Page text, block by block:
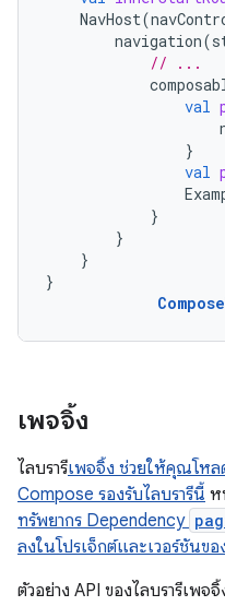
NavHost(
navigation(
// ...
val
}
val
}
}
}
}
เพจจิ้ง
ไลบรารีเพจจิ้ง ช่วยให้คุณโห
Compose รองรับไลบรารีนี้ ห
ทรัพยากร Dependency
ลงในโปรเจ็กต์และเวอร์ชันข
ตัวอย่าง API ของไลบรารีเพจ